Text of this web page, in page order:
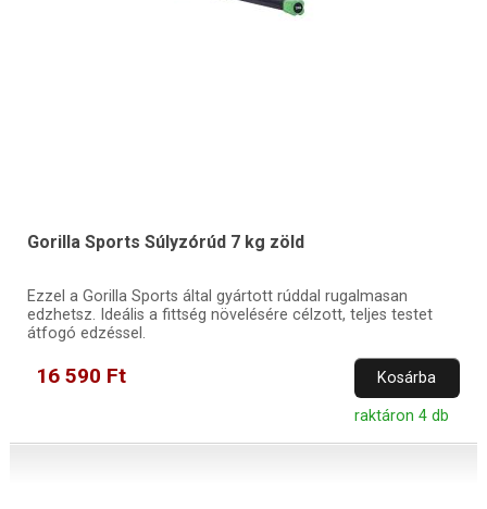
Gorilla Sports Súlyzórúd 7 kg zöld
Ezzel a Gorilla Sports által gyártott rúddal rugalmasan
edzhetsz. Ideális a fittség növelésére célzott, teljes testet
átfogó edzéssel.
16 590 Ft Kosárba
raktáron 4 db